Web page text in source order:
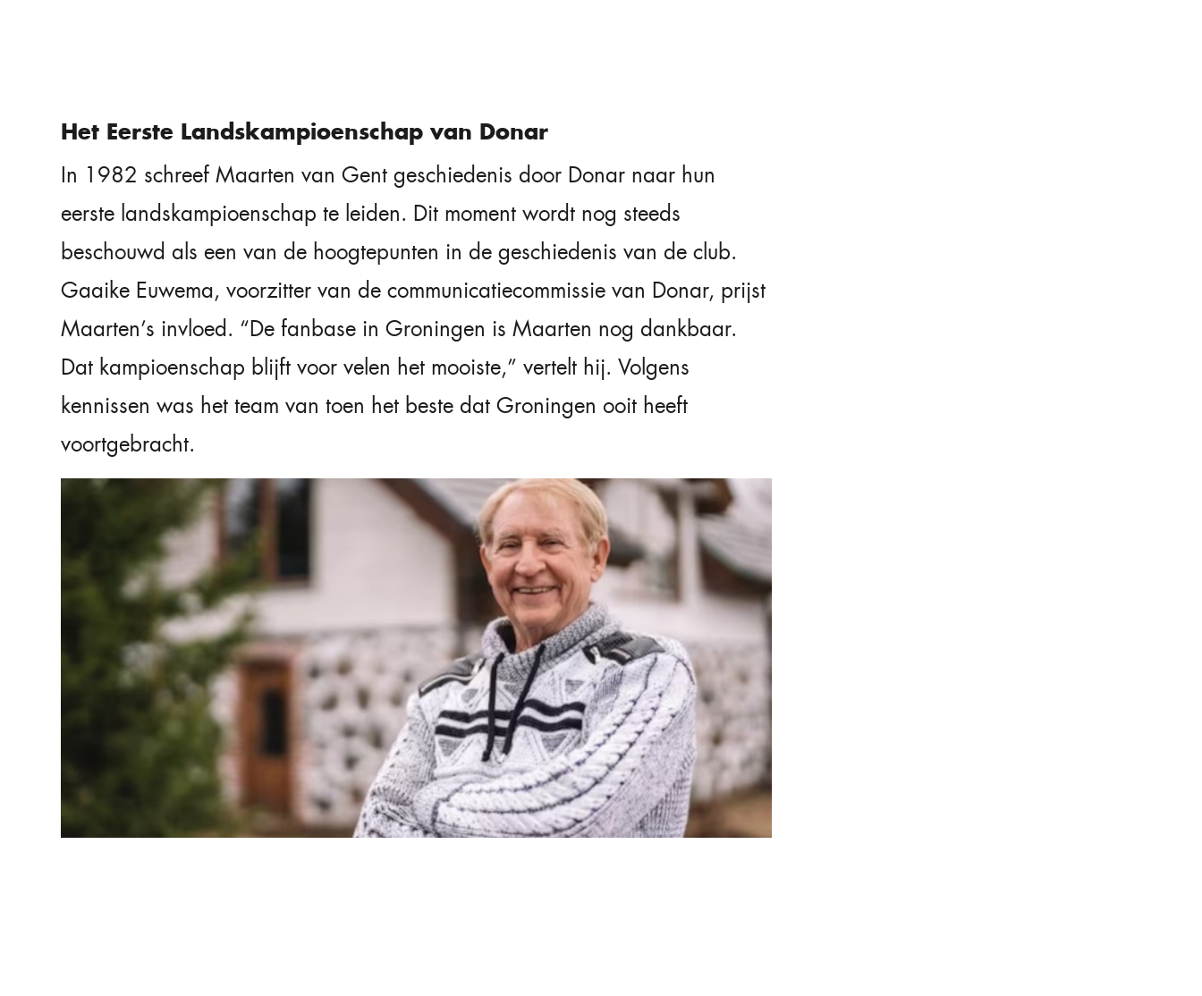
Het Eerste Landskampioenschap van Donar
In 1982 schreef Maarten van Gent geschiedenis door Donar naar hun
eerste landskampioenschap te leiden. Dit moment wordt nog steeds
beschouwd als een van de hoogtepunten in de geschiedenis van de club.
Gaaike Euwema, voorzitter van de communicatiecommissie van Donar, prijst
Maarten’s invloed. “De fanbase in Groningen is Maarten nog dankbaar.
Dat kampioenschap blijft voor velen het mooiste,” vertelt hij. Volgens
kennissen was het team van toen het beste dat Groningen ooit heeft
voortgebracht.